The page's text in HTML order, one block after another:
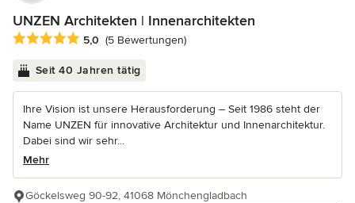
UNZEN Architekten | Innenarchitekten
Durchschnittliche Bewertung: 5 von 5 Sternen
5,0 (5 Bewertungen)
Seit 40 Jahren tätig
Ihre Vision ist unsere Herausforderung – Seit 1986 steht der
Name UNZEN für innovative Architektur und Innenarchitektur.
Dabei sind wir sehr...
Mehr
Göckelsweg 90-92, 41068 Mönchengladbach